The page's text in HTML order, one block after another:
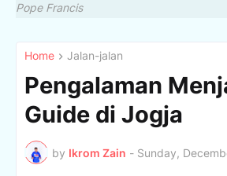
Pope Francis
Home Jalan-jalan
Pengalaman
Guide di Jogja
by Ikrom Zain - Sunday,